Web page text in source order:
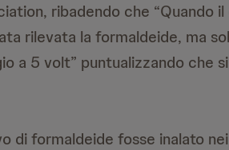
ribadendo che “Quando
rilevata la formaldeide, ma
a 5 volt” puntualizzando che
di formaldeide fosse inalato